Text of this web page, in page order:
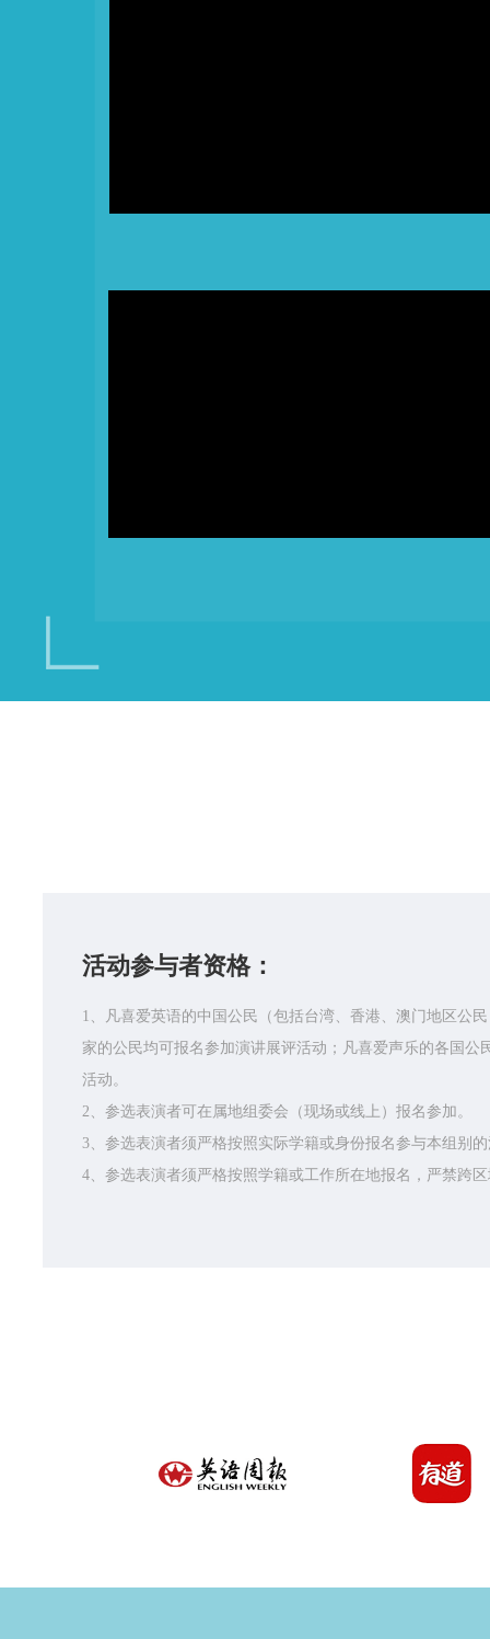
活动参与者资格：
1、凡喜爱英语的中国公民（包括台湾、香港、澳门地区公
家的公民均可报名参加演讲展评活动；凡喜爱声乐的各国公
活动。
2、参选表演者可在属地组委会（现场或线上）报名参加。
3、参选表演者须严格按照实际学籍或身份报名参与本组别
4、参选表演者须严格按照学籍或工作所在地报名，严禁跨